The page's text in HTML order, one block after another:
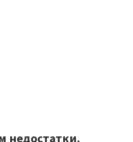
недостатки.